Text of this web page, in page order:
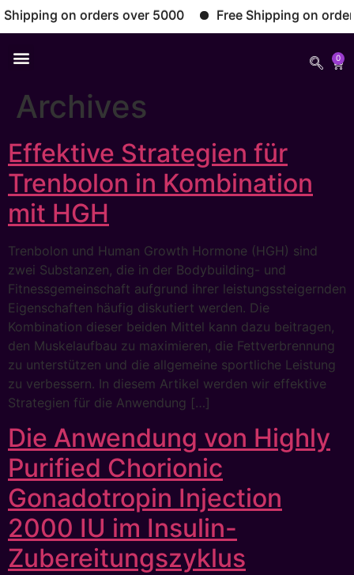
on orders over 5000 Free Shipping on orders
0
Archives
Effektive Strategien für
Trenbolon in Kombination
mit HGH
Trenbolon und Human Growth Hormone (HGH) sind
zwei Substanzen, die in der Bodybuilding- und
Fitnessgemeinschaft aufgrund ihrer leistungssteigernden
Eigenschaften häufig diskutiert werden. Die
Kombination dieser beiden Mittel kann dazu beitragen,
den Muskelaufbau zu maximieren, die Fettverbrennung
zu unterstützen und die allgemeine sportliche Leistung
zu verbessern. In diesem Artikel werden wir effektive
Strategien für die Anwendung […]
Die Anwendung von Highly
Purified Chorionic
Gonadotropin Injection
2000 IU im Insulin-
Zubereitungszyklus